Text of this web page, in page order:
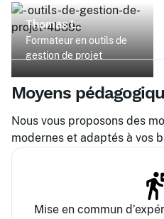
Thomas L.
Formateur en outils de
gestion de projet
Moyens
Nous vous proposons des
modernes et adaptés à vos
Mise en commun